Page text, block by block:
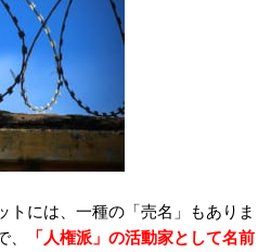
トには、一種の「売名」もありま
「人権派」の活動家として名前